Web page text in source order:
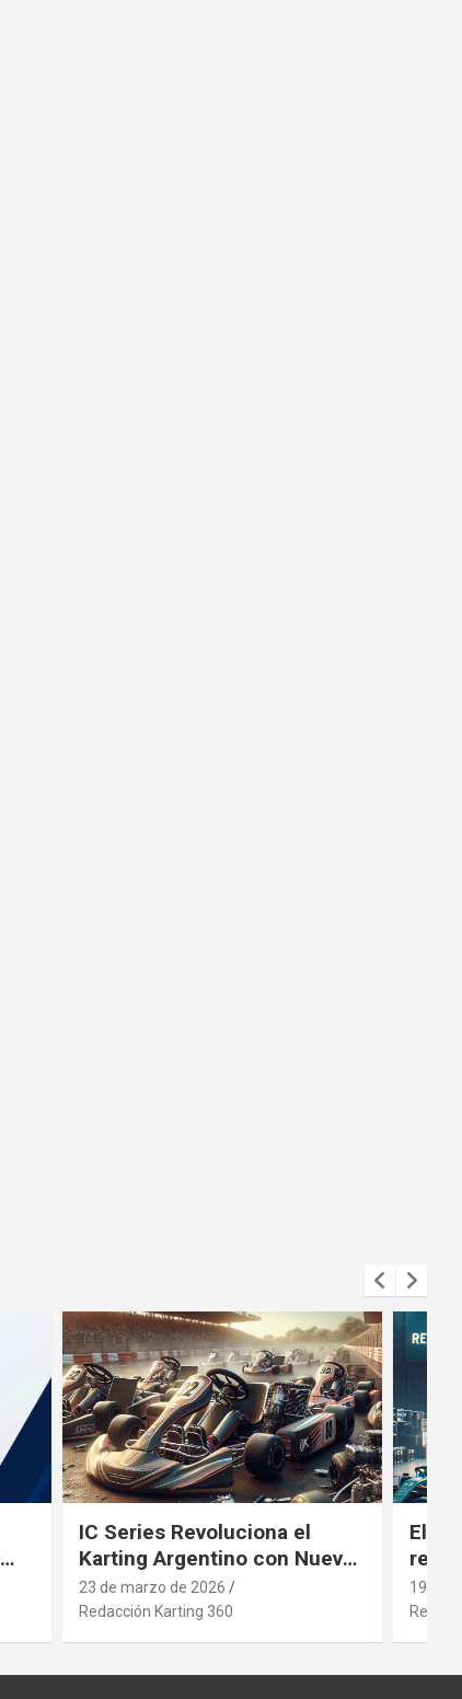
IC Series Revoluciona el
Karting Argentino con Nuevos
Motores
23 de marzo de 2026
Redacción Karting 360
El
19 de